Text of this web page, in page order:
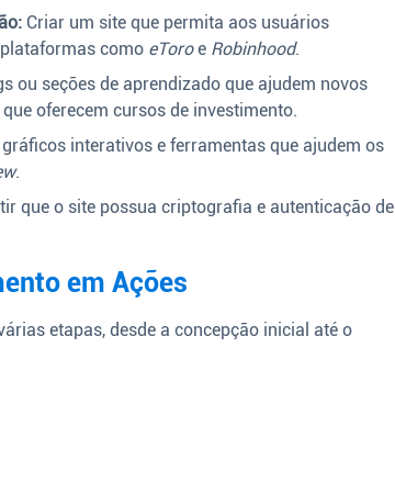
Criar um site que permita aos usuários
como eToroe Robinhood.
ou seções de aprendizado que ajudem novos
oferecem cursos de investimento.
interativos e ferramentas que ajudem os
.
que o site possua criptografia e autenticação de
em Ações
etapas, desde a concepção inicial até o